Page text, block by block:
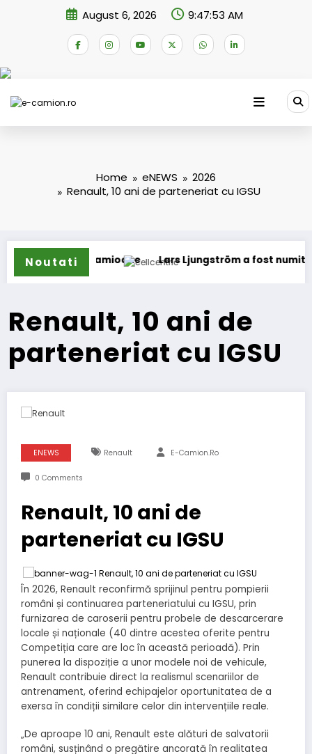
August 6, 2026 9:47:53 AM
Home eNEWS
2026
Renault, 10 ani de parteneriat cu IGSU
Noutati
camioane Lars Ljungström a fost numit director
Renault, 10 ani de
parteneriat cu IGSU
ENEWS Renault E-Camion.ro
0 Comments
Renault, 10 ani de
parteneriat cu IGSU
În 2026, Renault reconfirmă sprijinul pentru pompierii
români și continuarea parteneriatului cu IGSU, prin
furnizarea de caroserii pentru probele de descarcerare
locale și naționale (40 dintre acestea oferite pentru
Competiția care are loc în această perioadă). Prin
punerea la dispoziție a unor modele noi de vehicule,
Renault contribuie direct la realismul scenariilor de
antrenament, oferind echipajelor oportunitatea de a
exersa în condiții similare celor din intervențiile reale.
„De aproape 10 ani, Renault este alături de salvatorii
români, susținând o pregătire ancorată în realitatea